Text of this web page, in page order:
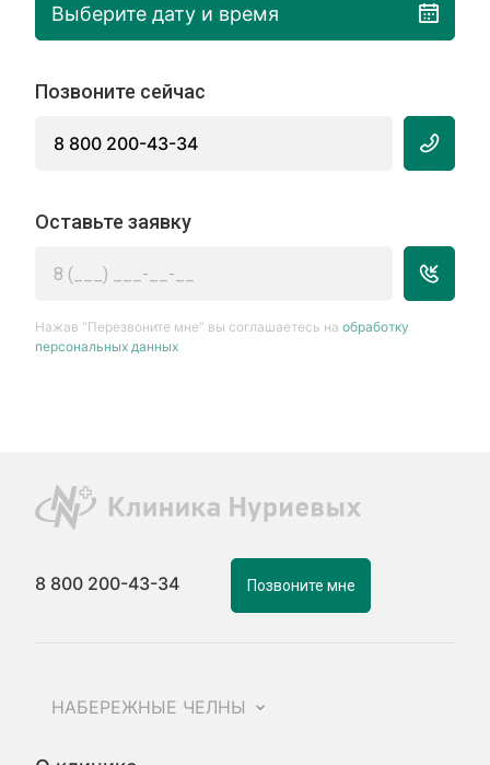
Выберите дату и время
Позвоните сейчас
8 800 200-43-34
Оставьте заявку
Нажав “Перезвоните мне” вы соглашаетесь наобработку
персональных данных
8 800 200-43-34 Позвоните мне
НАБЕРЕЖНЫЕ ЧЕЛНЫ